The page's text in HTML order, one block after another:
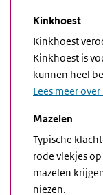
Kinkhoest
Kinkhoest
Kinkhoest is
kunnen heel
Lees meer
Mazelen
Typische
rode vlekjes
mazelen
niezen.